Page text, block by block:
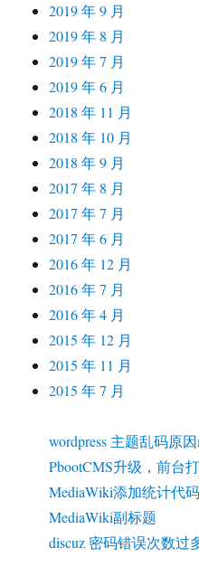
2019 年 9 月
2019 年 8 月
2019 年 7 月
2019 年 6 月
2018 年 11 月
2018 年 10 月
2018 年 9 月
2017 年 8 月
2017 年 7 月
2017 年 6 月
2016 年 12 月
2016 年 7 月
2016 年 4 月
2015 年 12 月
2015 年 11 月
2015 年 7 月
wordpress 主题乱码原
PbootCMS升级，前台
MediaWiki添加统计代
MediaWiki副标题
discuz 密码错误次数过